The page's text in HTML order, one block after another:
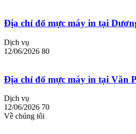
Địa chỉ đổ mực máy in tại
Dịch vụ
12/06/2026 80
Địa chỉ đổ mực máy in tại Văn
Dịch vụ
12/06/2026 70
Về chúng tôi